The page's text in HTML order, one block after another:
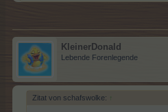
KleinerDonald
Lebende Forenlegende
Zitat von schafswolke: ↑